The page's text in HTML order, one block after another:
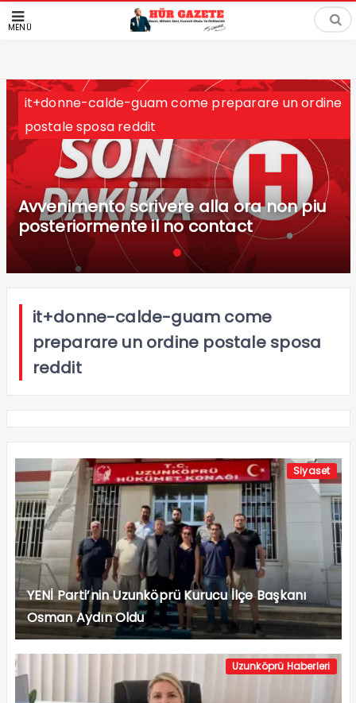
MENÜ
it+donne-calde-guam come preparare un ordine
postale sposa reddit
Avvenimento scrivere alla ora non piu
posteriormente il no contact
it+donne-calde-guam come
preparare un ordine postale sposa
reddit
Siyaset
YENİ Parti’nin Uzunköprü Kurucu İlçe Başkanı
Osman Aydın Oldu
Uzunköprü Haberleri